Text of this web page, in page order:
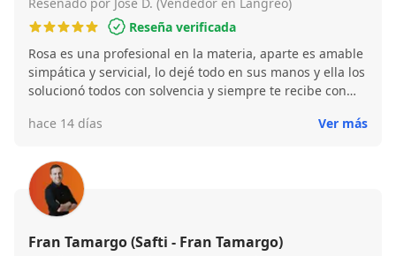
Reseña verificada
Rosa es una profesional en la materia, aparte es amable
simpática y servicial, lo dejé todo en sus manos y ella los
solucionó todos con solvencia y siempre te recibe con
alguna transacción más lo haría con ella sin ninguna
hace 14 días Ver más
Fran Tamargo (Safti - Fran Tamargo)